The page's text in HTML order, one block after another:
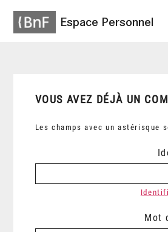
Espace Personnel
VOUS AVEZ DÉJÀ UN
Les champs avec un astérisque
Mot